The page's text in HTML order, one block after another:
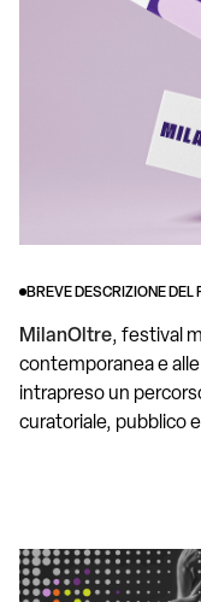
BREVE DESCRIZIONE DEL
MilanOltre, festival
contemporanea e
intrapreso un
curatoriale, pubblico